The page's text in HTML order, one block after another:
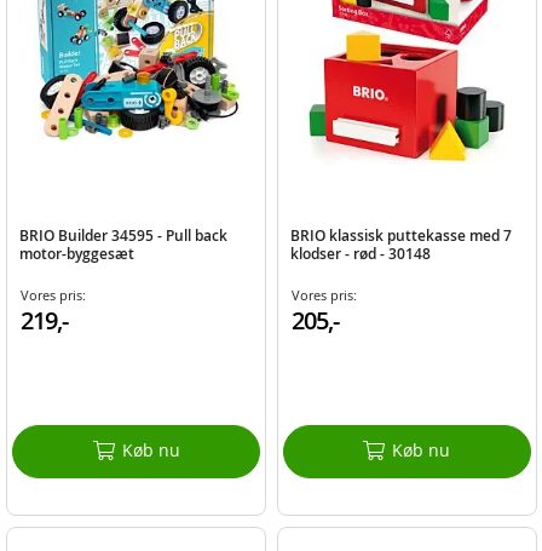
BRIO Builder 34595 - Pull back
motor-byggesæt
Vores pris:
219,-
Køb nu
BRIO klassisk puttekasse med 7
klodser - rød - 30148
Vores pris:
205,-
Køb nu